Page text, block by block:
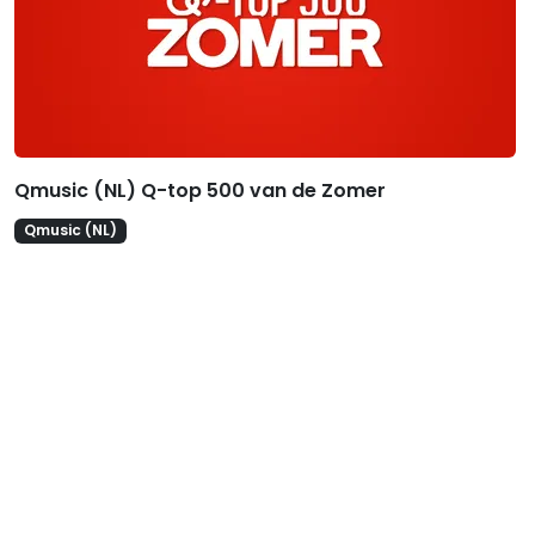
Qmusic (NL) Q-top 500 van de Zomer
Qmusic (NL)